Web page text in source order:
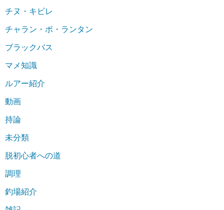
チヌ・キビレ
チャラン・ポ・ランタン
ブラックバス
マメ知識
ルアー紹介
動画
持論
未分類
脱初心者への道
調理
釣場紹介